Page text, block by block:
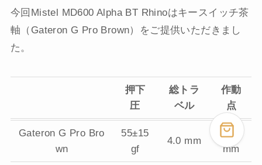
今回Mistel MD600 Alpha BT Rhinoはキースイッチ茶
軸（Gateron G Pro Brown）をご提供いただきまし
た。
押下
圧
総トラ
ベル
作動
点
Gateron G Pro Bro
wn
55±15
gf
4.0 mm
2.0
mm